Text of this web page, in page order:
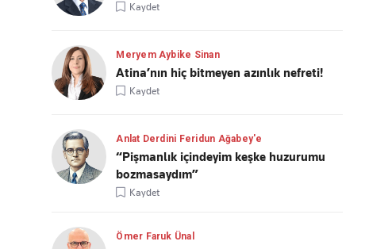
Kaydet
Meryem Aybike Sinan
Atina’nın hiç bitmeyen azınlık nefreti!
Kaydet
Anlat Derdini Feridun Ağabey'e
“Pişmanlık içindeyim keşke huzurumu
bozmasaydım”
Kaydet
Ömer Faruk Ünal